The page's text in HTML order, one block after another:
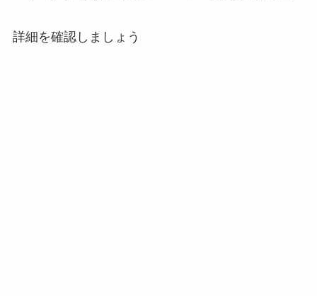
詳細を確認しましょう